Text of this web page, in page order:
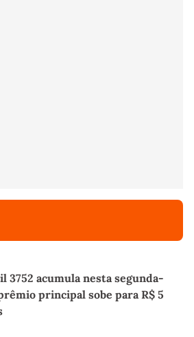
3752 acumula nesta segunda-
principal sobe para R$ 5